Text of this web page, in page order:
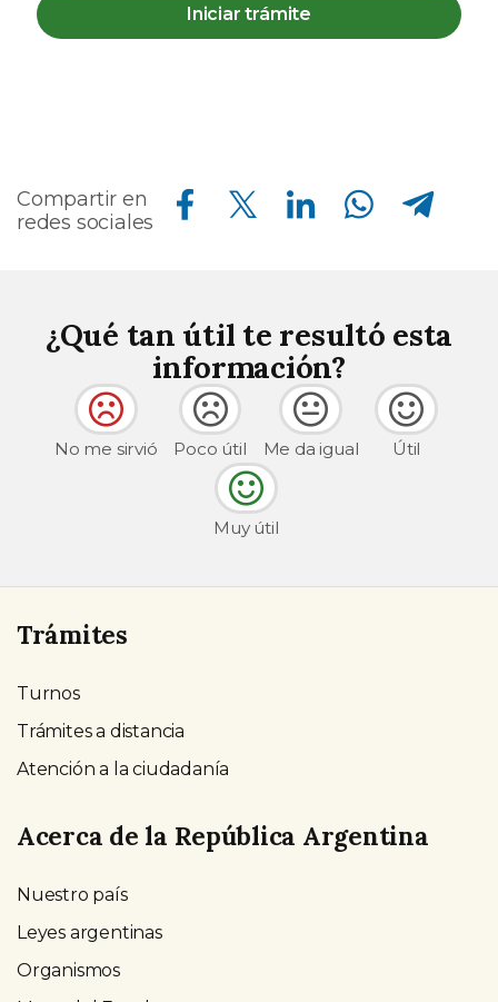
Iniciar trámite
Compartir en
redes sociales
Compartir en Facebook Compartir en Twitter Compartir en Linkedin Compartir en Whatsapp Compartir en Telegram
¿Qué tan útil te resultó esta
información?
No me sirvió Poco útil Me da igual Útil
Muy útil
Trámites
Turnos
Trámites a distancia
Atención a la ciudadanía
Acerca de la República Argentina
Nuestro país
Leyes argentinas
Organismos